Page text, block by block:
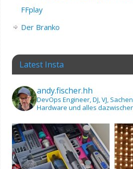
FFplay
Der Branko
Latest Insta
andy.fischer.hh
DevOps Engineer, DJ, VJ,
Hardware und alles